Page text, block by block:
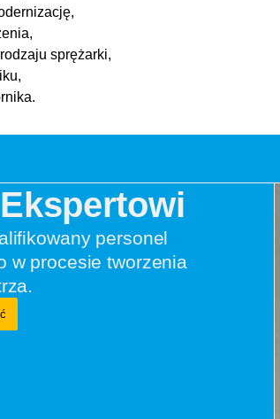
sprężarki,
personel
w procesie tworzenia